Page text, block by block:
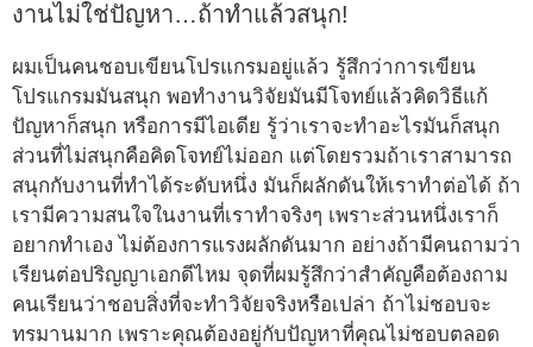
งานไม่ใช่ปัญหา…ถ้าทำแล้วสนุก!
ผมเป็นคนชอบเขียนโปรแกรมอยู่แล้ว รู้สึกว่าการเขียน
โปรแกรมมันสนุก พอทำงานวิจัยมันมีโจทย์แล้วคิดวิธีแก้
ปัญหาก็สนุก หรือการมีไอเดีย รู้ว่าเราจะทำอะไรมันก็สนุก
ส่วนที่ไม่สนุกคือคิดโจทย์ไม่ออก แต่โดยรวมถ้าเราสามารถ
สนุกกับงานที่ทำได้ระดับหนึ่ง มันก็ผลักดันให้เราทำต่อได้ ถ้า
เรามีความสนใจในงานที่เราทำจริงๆ เพราะส่วนหนึ่งเราก็
อยากทำเอง ไม่ต้องการแรงผลักดันมาก อย่างถ้ามีคนถามว่า
เรียนต่อปริญญาเอกดีไหม จุดที่ผมรู้สึกว่าสำคัญคือต้องถาม
คนเรียนว่าชอบสิ่งที่จะทำวิจัยจริงหรือเปล่า ถ้าไม่ชอบจะ
ทรมานมาก เพราะคุณต้องอยู่กับปัญหาที่คุณไม่ชอบตลอด